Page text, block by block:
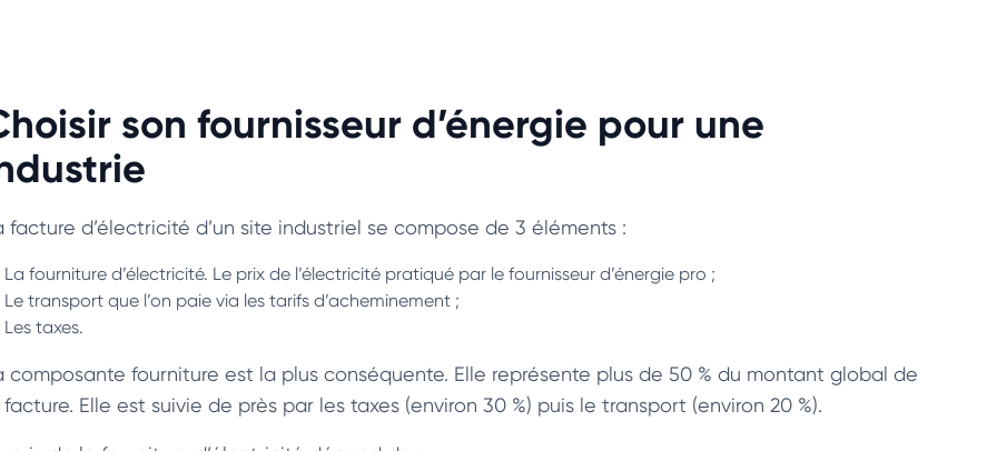
son fournisseur d’énergie pour une
facture d’électricité d’un site industriel se compose de 3 éléments :
La fourniture d’électricité. Le prix de l’électricité pratiqué par le fournisseur d’énergie pro ;
Le transport que l’on paie via les tarifs d’acheminement ;
Les taxes.
composante fourniture est la plus conséquente. Elle représente plus de 50 % du montant global de
facture. Elle est suivie de près par les taxes (environ 30 %) puis le transport (environ 20 %).